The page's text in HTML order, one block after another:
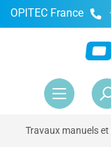
principal
OPITEC France
Travaux manuels